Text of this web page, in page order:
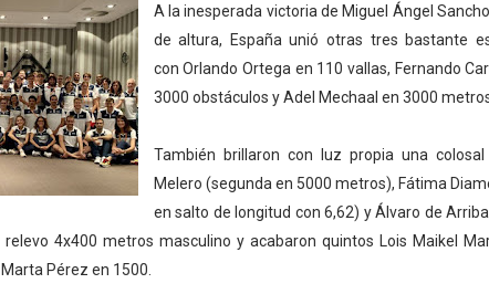
Softball League 2026 - Las Utah Talons son
slalom 2026 (Oklahoma City, Estados Unidos)
masculino 2026 - Tadej Pogacar entra en el selecto
1 2026 - Lando Norris consigue en Hungría su
Europa de high diving 2026 (París, Francia) - Catalin
A la inesperada victoria de Miguel Ángel
de altura, España unió otras tres bastante
con Orlando Ortega en 110 vallas, Fernando
3000 obstáculos y Adel Mechaal en 3000
También brillaron con luz propia una colosal
Melero (segunda en 5000 metros), Fátima
en salto de longitud con 6,62) y Álvaro de
4x400 metros masculino y acabaron quintos Lois Maikel
Pérez en 1500.